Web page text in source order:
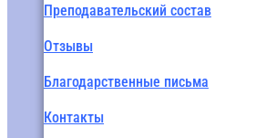
Преподавательский состав
Отзывы
Благодарственные письма
Контакты